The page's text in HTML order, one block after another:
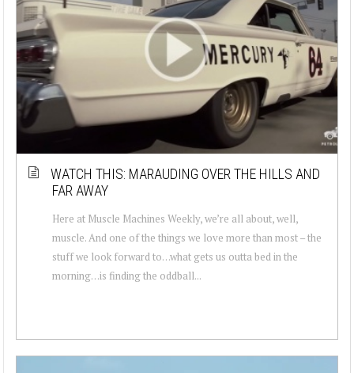
WATCH THIS: MARAUDING OVER THE HILLS AND
FAR AWAY
Here at Muscle Machines Weekly, we’re all about, well,
muscle. And one of the things we love more than most – the
stuff we look forward to…what gets us outta bed in the
morning…is finding the oddball...